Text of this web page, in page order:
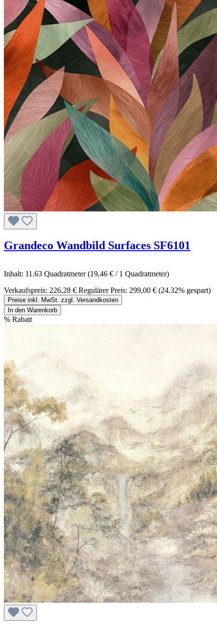
Grandeco Wandbild Surfaces SF6101
Inhalt: 11.63 Quadratmeter(19,46 € / 1 Quadratmeter)
Verkaufspreis: 226,28 € Regulärer Preis: 299,00 € (24.32% gespart)
Preise inkl. MwSt. zzgl. Versandkosten
In den Warenkorb
% Rabatt